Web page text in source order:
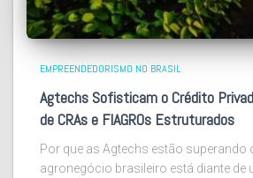
EMPREENDEDORISMO NO BRASIL
Agtechs Sofisticam o Crédito
de CRAs e FIAGROs Estruturados
Por que as Agtechs estão superando
agronegócio brasileiro está diante de